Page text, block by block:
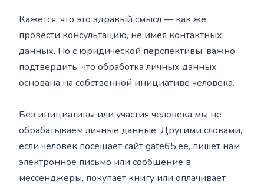
Кажется, что это здравый смысл — как же
провести консультацию, не имея контактных
данных. Но с юридической перспективы, важно
подтвердить, что обработка личных данных
основана на собственной инициативе человека.
Без инициативы или участия человека мы не
обрабатываем личные данные. Другими словами,
если человек посещает сайт gate65.ee, пишет нам
электронное письмо или сообщение в
мессенджеры, покупает книгу или оплачивает